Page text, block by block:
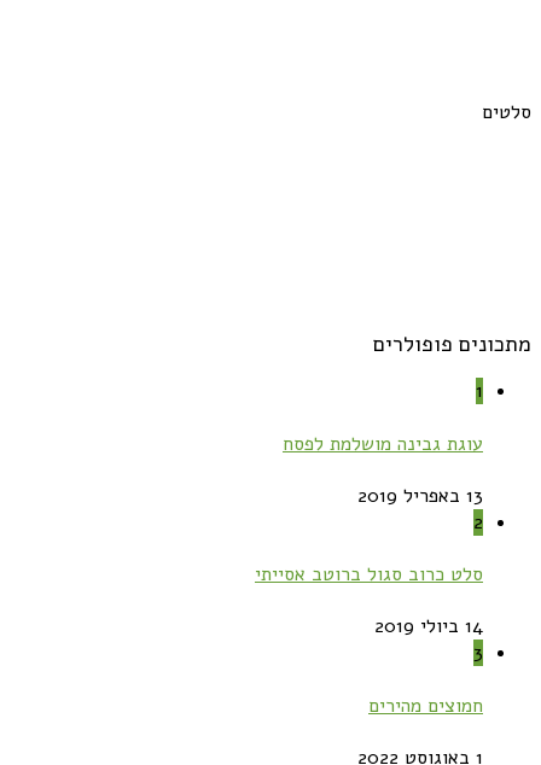
סלטים
מתכונים פופולרים
1
עוגת גבינה מושלמת לפסח
13 באפריל 2019
2
סלט כרוב סגול ברוטב אסייתי
14 ביולי 2019
3
חמוצים מהירים
1 באוגוסט 2022